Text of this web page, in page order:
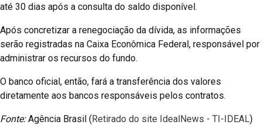
até 30 dias após a consulta do saldo disponível.
Após concretizar a renegociação da dívida, as informações
serão registradas na Caixa Econômica Federal, responsável por
administrar os recursos do fundo.
O banco oficial, então, fará a transferência dos valores
diretamente aos bancos responsáveis pelos contratos.
Fonte:Agência Brasil (Retirado do site IdealNews - TI-IDEAL)